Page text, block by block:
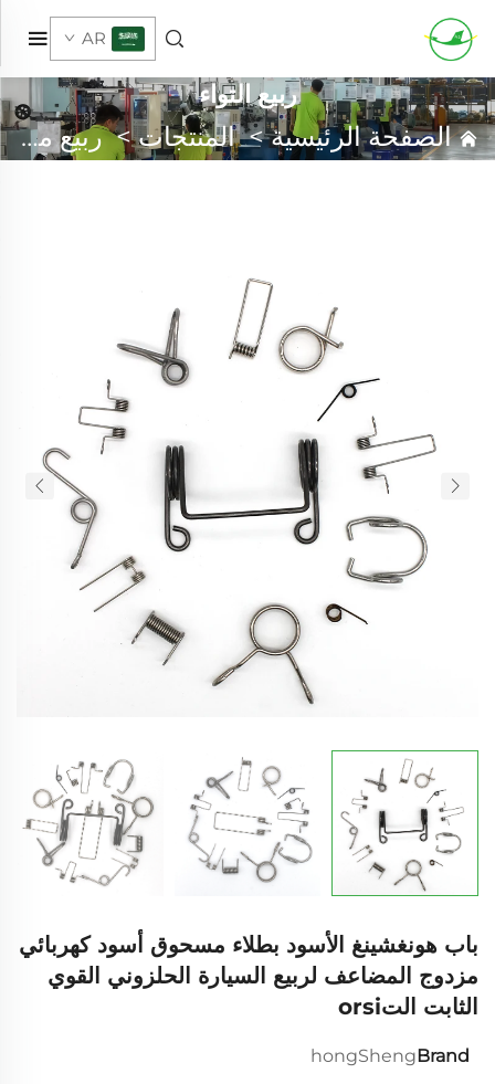
AR
ربيع التواء
الصفحة الرئيسية>المنتجات>ربيع مخصص
باب هونغشينغ الأسود بطلاء مسحوق أسود كهربائي
مزدوج المضاعف لربيع السيارة الحلزوني القوي
الثابت التorsi
Brand
hongSheng